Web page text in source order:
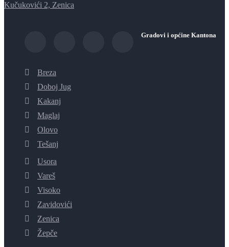
Kučukovići 2, Zenica
Gradovi i općine Kantona
Breza
Doboj Jug
Kakanj
Maglaj
Olovo
Tešanj
Usora
Vareš
Visoko
Zavidovići
Zenica
Žepče